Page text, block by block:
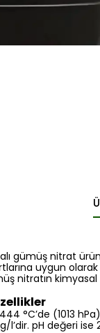
gümüş nitrat
uygun
nitratın
°C’de (1013
pH değeri ise